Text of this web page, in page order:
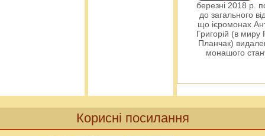
березні 2018 р.
до загального
що ієромонах
Григорій (в миру
Планчак)
монашого
Корисні посилання